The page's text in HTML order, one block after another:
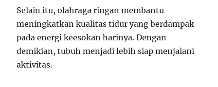
Selain itu, olahraga ringan membantu
meningkatkan kualitas tidur yang berdampak
pada energi keesokan harinya. Dengan
demikian, tubuh menjadi lebih siap menjalani
aktivitas.